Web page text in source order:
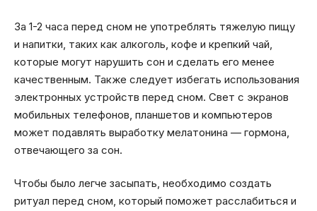
За 1-2 часа перед сном не употреблять тяжелую пищу
и напитки, таких как алкоголь, кофе и крепкий чай,
которые могут нарушить сон и сделать его менее
качественным. Также следует избегать использования
электронных устройств перед сном. Свет с экранов
мобильных телефонов, планшетов и компьютеров
может подавлять выработку мелатонина — гормона,
отвечающего за сон.
Чтобы было легче засыпать, необходимо создать
ритуал перед сном, который поможет расслабиться и